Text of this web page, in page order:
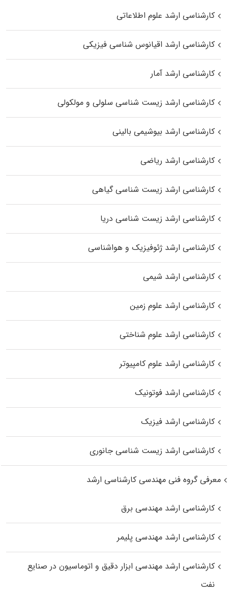
کارشناسی ارشد علوم اطلاعاتی
کارشناسی ارشد اقیانوس‌ شناسی فیزیکی
کارشناسی ارشد آمار
کارشناسی ارشد زیست شناسی سلولی و مولکولی
کارشناسی ارشد بیوشیمی بالینی
کارشناسی ارشد ریاضی
کارشناسی ارشد زیست‌ شناسی گیاهی
کارشناسی ارشد زیست‌ شناسی دریا
کارشناسی ارشد ژئوفیزیک و هواشناسی
کارشناسی ارشد شیمی
کارشناسی ارشد علوم زمین
کارشناسی ارشد علوم شناختی
کارشناسی ارشد علوم کامپیوتر
کارشناسی ارشد فوتونیک
کارشناسی ارشد فیزیک
کارشناسی ارشد زیست‌ شناسی جانوری
معرفی گروه فنی مهندسی کارشناسی ارشد
کارشناسی ارشد مهندسی برق
کارشناسی ارشد مهندسی پلیمر
کارشناسی ارشد مهندسی ابزار دقیق و اتوماسیون در صنایع
نفت